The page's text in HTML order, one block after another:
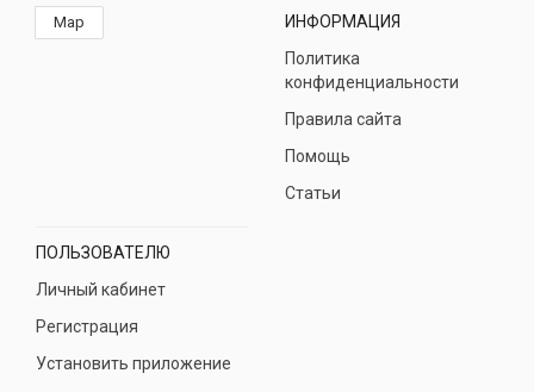
Map
ИНФОРМАЦИЯ
Политика
конфиденциальности
Правила сайта
Помощь
Статьи
ПОЛЬЗОВАТЕЛЮ
Личный кабинет
Регистрация
Установить приложение